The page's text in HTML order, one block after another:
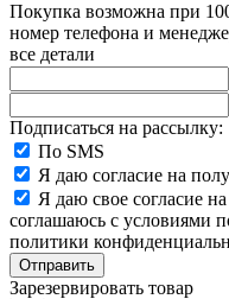
Покупка возможна при
номер телефона и
все детали
Подписаться на рассылку:
По SMS
Я даю согласие на
Я даю свое согласие
соглашаюсь с условиями
политики
Зарезервировать товар